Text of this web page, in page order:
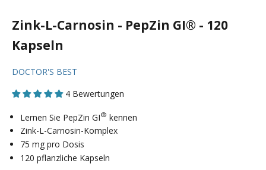
Zink-L-Carnosin - PepZin GI® - 120
Kapseln
DOCTOR'S BEST
4 Bewertungen
Lernen Sie PepZin GI® kennen
Zink-L-Carnosin-Komplex
75 mg pro Dosis
120 pflanzliche Kapseln